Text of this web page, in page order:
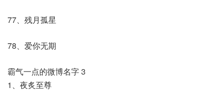
77、残月孤星
78、爱你无期
霸气一点的微博名字 3
1、夜炙至尊